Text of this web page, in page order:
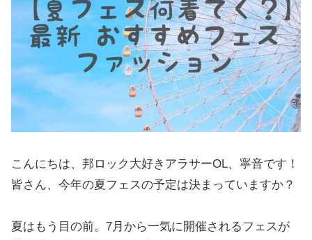
こんにちは、邦ロック大好きアラサーOL、寧音です！
皆さん、今年の夏フェスの予定は決まっていますか？
夏はもう目の前。7月から一気に開催されるフェスが